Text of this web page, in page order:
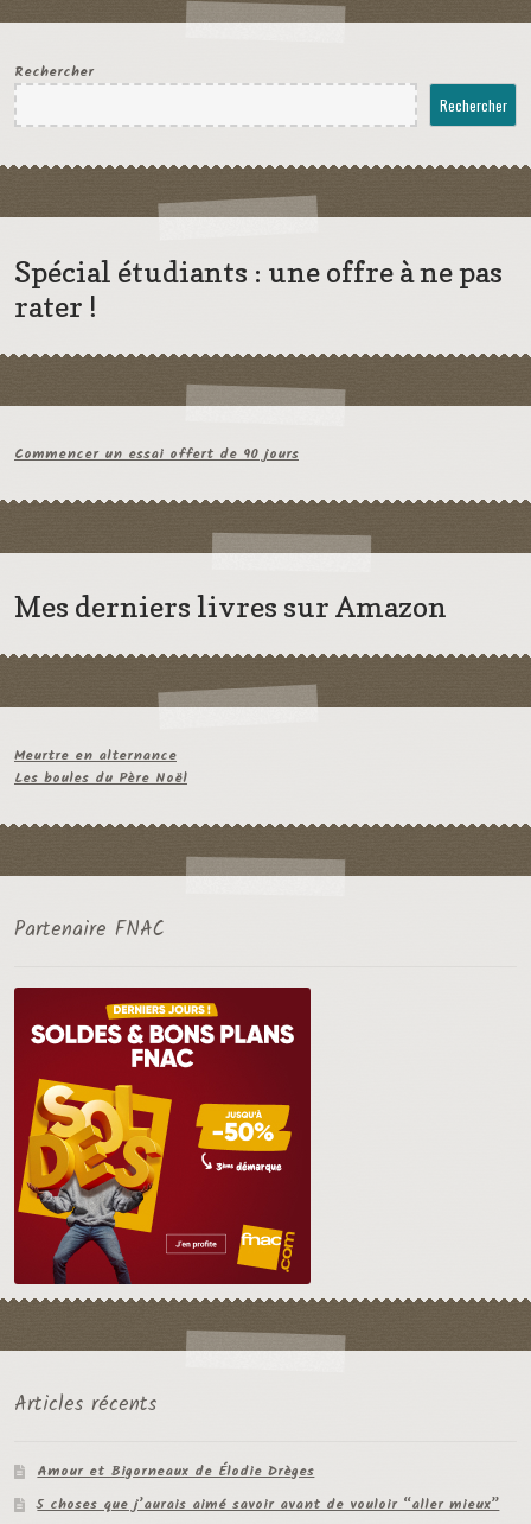
Rechercher
Rechercher
Spécial étudiants : une offre à ne pas
rater !
Commencer un essai offert de 90 jours
Mes derniers livres sur Amazon
Meurtre en alternance
Les boules du Père Noël
Partenaire FNAC
Articles récents
Amour et Bigorneaux de Élodie Drèges
5 choses que j’aurais aimé savoir avant de vouloir “aller mieux”